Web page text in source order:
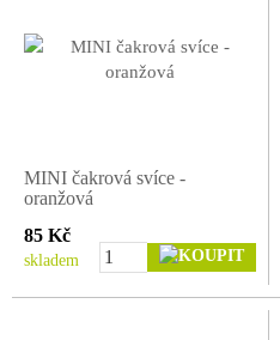
MINI čakrová svíce -
oranžová
85 Kč
skladem